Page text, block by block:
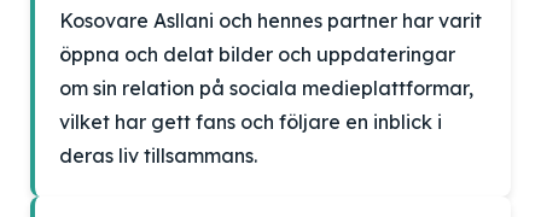
Kosovare Asllani och hennes partner har varit
öppna och delat bilder och uppdateringar
om sin relation på sociala medieplattformar,
vilket har gett fans och följare en inblick i
deras liv tillsammans.